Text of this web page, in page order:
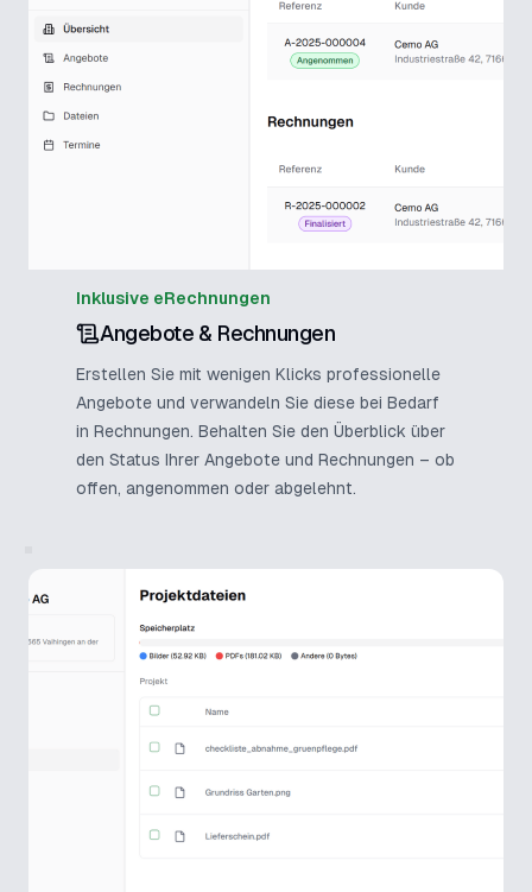
Inklusive eRechnungen
Angebote & Rechnungen
Erstellen Sie mit wenigen Klicks professionelle
Angebote und verwandeln Sie diese bei Bedarf
in Rechnungen. Behalten Sie den Überblick über
den Status Ihrer Angebote und Rechnungen – ob
offen, angenommen oder abgelehnt.